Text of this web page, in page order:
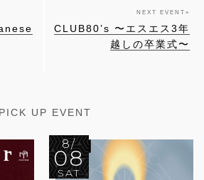
NEXT EVENT »
CLUB80’s 〜エスエス3年
越しの卒業式〜
PICK UP EVENT
8/
08
SAT